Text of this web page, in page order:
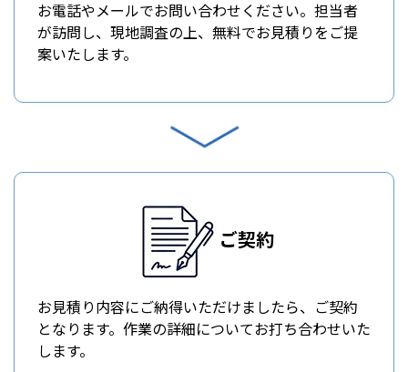
お電話やメールでお問い合わせください。担当者
が訪問し、現地調査の上、無料でお見積りをご提
案いたします。
ご契約
お見積り内容にご納得いただけましたら、ご契約
となります。作業の詳細についてお打ち合わせいた
します。